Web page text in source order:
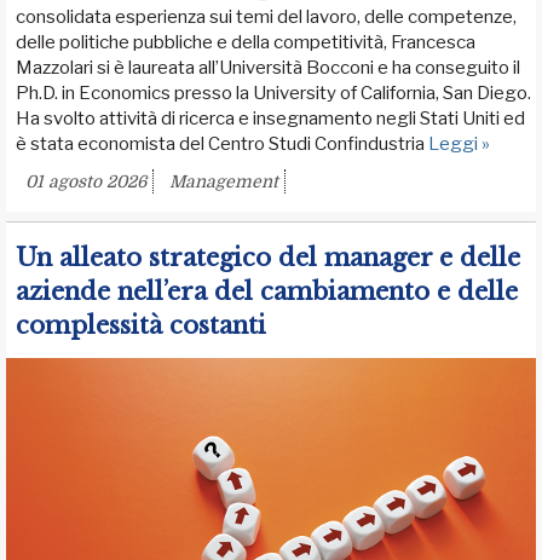
consolidata esperienza sui temi del lavoro, delle competenze,
delle politiche pubbliche e della competitività, Francesca
Mazzolari si è laureata all’Università Bocconi e ha conseguito il
Ph.D. in Economics presso la University of California, San Diego.
Ha svolto attività di ricerca e insegnamento negli Stati Uniti ed
è stata economista del Centro Studi Confindustria Leggi »
01 agosto 2026 Management
Un alleato strategico del manager e delle
aziende nell’era del cambiamento e delle
complessità costanti